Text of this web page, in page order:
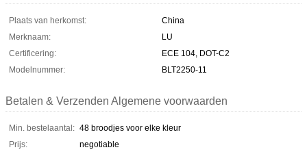
Plaats van herkomst:
China
Merknaam:
LU
Certificering:
ECE 104, DOT-C2
Modelnummer:
BLT2250-11
Betalen & Verzenden Algemene voorwaarden
Min. bestelaantal: 48 broodjes voor elke kleur
Prijs:
negotiable